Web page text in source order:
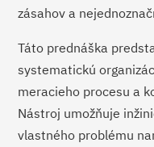
zásahov a
Táto prednáška
systematickú
meracieho procesu a
Nástroj umožňuje
vlastného problému